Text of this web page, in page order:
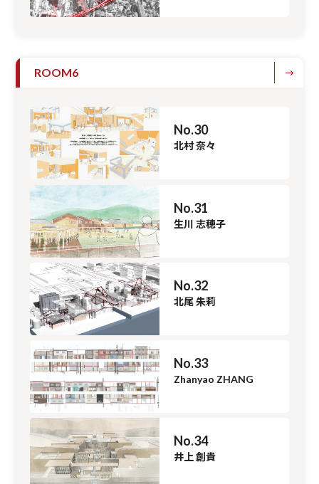
ROOM6
No.30
北村 奈々
No.31
生川 志穂子
No.32
北尾 朱莉
No.33
Zhanyao ZHANG
No.34
井上 創貴